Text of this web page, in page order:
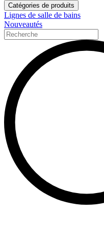
Catégories de produits
Lignes de salle de bains
Nouveautés